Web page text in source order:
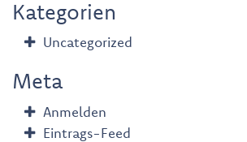
Kategorien
Uncategorized
Meta
Anmelden
Eintrags-Feed